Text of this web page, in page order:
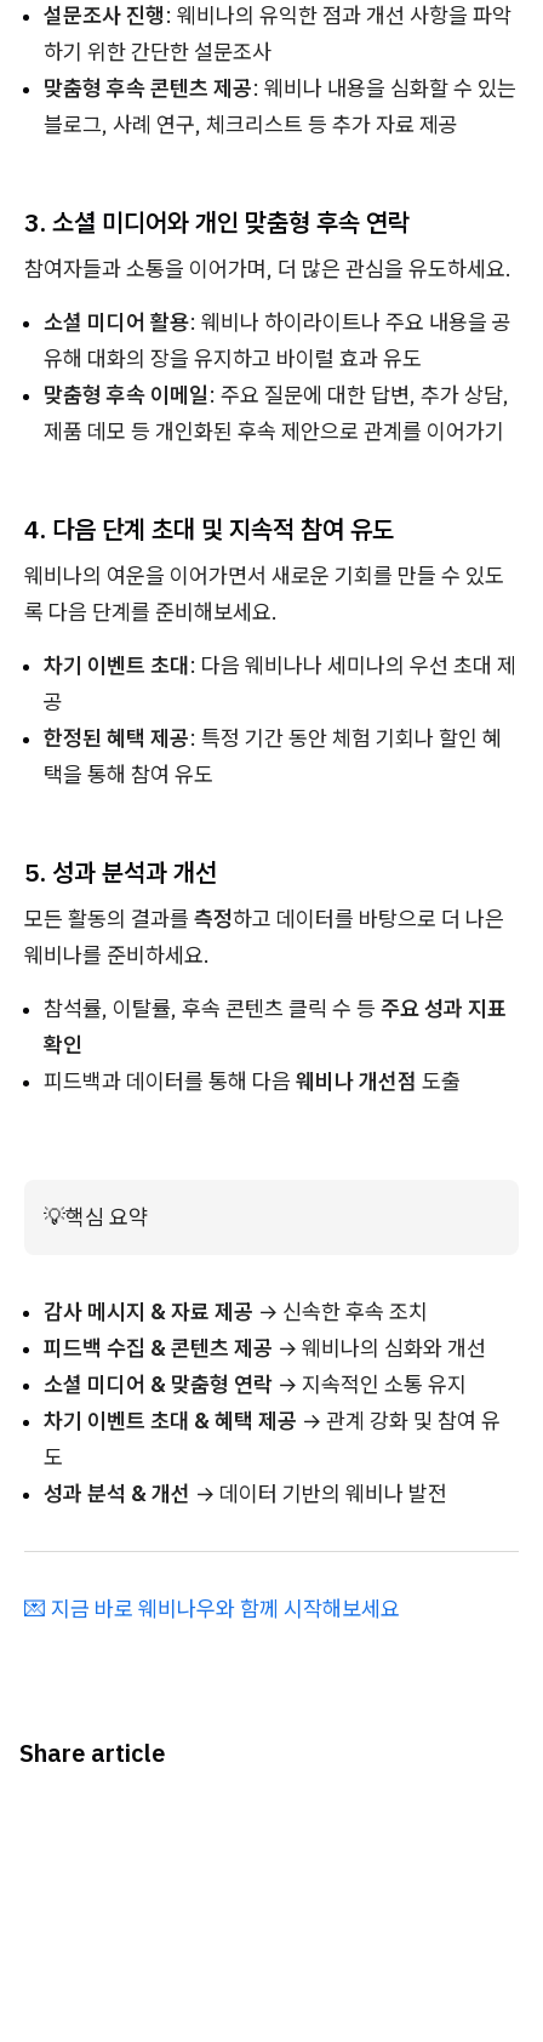
설문조사 진행: 웨비나의 유익한 점과 개선 사항을 파악
하기 위한 간단한 설문조사
맞춤형 후속 콘텐츠 제공: 웨비나 내용을 심화할 수 있는
블로그, 사례 연구, 체크리스트 등 추가 자료 제공
3. 소셜 미디어와 개인 맞춤형 후속 연락
참여자들과 소통을 이어가며, 더 많은 관심을 유도하세요.
소셜 미디어 활용: 웨비나 하이라이트나 주요 내용을 공
유해 대화의 장을 유지하고 바이럴 효과 유도
맞춤형 후속 이메일: 주요 질문에 대한 답변, 추가 상담,
제품 데모 등 개인화된 후속 제안으로 관계를 이어가기
4. 다음 단계 초대 및 지속적 참여 유도
웨비나의 여운을 이어가면서 새로운 기회를 만들 수 있도
록 다음 단계를 준비해보세요.
차기 이벤트 초대: 다음 웨비나나 세미나의 우선 초대 제
공
한정된 혜택 제공: 특정 기간 동안 체험 기회나 할인 혜
택을 통해 참여 유도
5. 성과 분석과 개선
모든 활동의 결과를 측정하고 데이터를 바탕으로 더 나은
웨비나를 준비하세요.
참석률, 이탈률, 후속 콘텐츠 클릭 수 등 주요 성과 지표
확인
피드백과 데이터를 통해 다음 웨비나 개선점 도출
💡핵심 요약
감사 메시지 & 자료 제공 → 신속한 후속 조치
피드백 수집 & 콘텐츠 제공 → 웨비나의 심화와 개선
소셜 미디어 & 맞춤형 연락 → 지속적인 소통 유지
차기 이벤트 초대 & 혜택 제공 → 관계 강화 및 참여 유
도
성과 분석 & 개선 → 데이터 기반의 웨비나 발전
💌 지금 바로 웨비나우와 함께 시작해보세요
Share article